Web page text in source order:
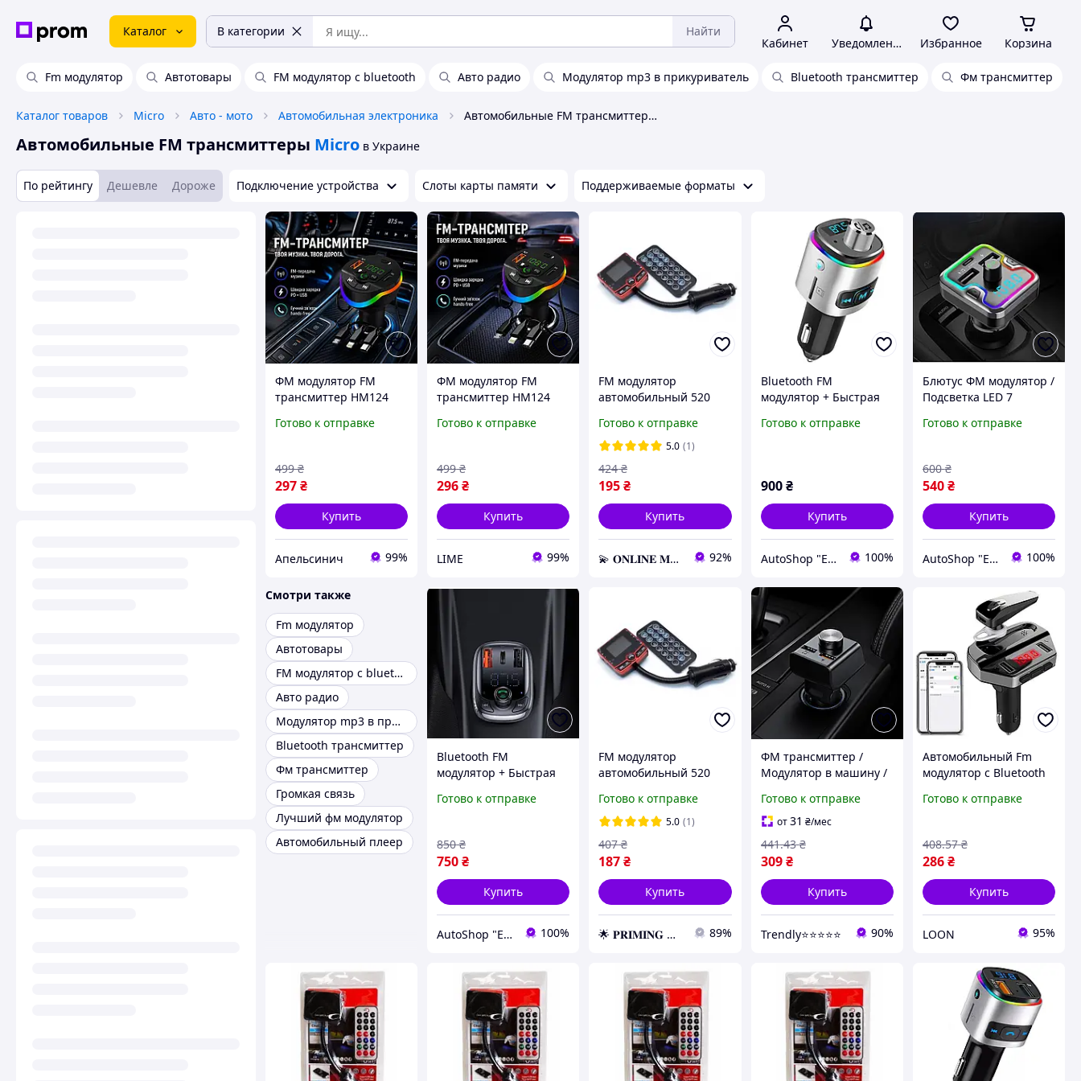
Каталог В категории Найти
Кабинет Уведомления Избранное Корзина
Fm модулятор Автотовары FM модулятор с bluetooth Авто радио Модулятор mp3 в прикуриватель Bluetooth трансмиттер Фм трансмиттер
Каталог товаров Micro Авто - мото Автомобильная электроника Автомобильные FM трансмиттеры Micro
Автомобильные FM трансмиттеры Micro в Украине
По рейтингу Дешевле Дороже Подключение устройства Слоты карты памяти Поддерживаемые форматы
ФМ модулятор FM
трансмиттер HM124
PD поддержка TF карт
Готово к отправке
297₴
499 ₴
Купить
Апельсинич 99%
ФМ модулятор FM
трансмиттер HM124
Micro USB Type C в авто
Готово к отправке
296₴
499 ₴
Купить
LIME 99%
FM модулятор
автомобильный 520
прикуривателя, ФМ
модулятор
трансмиттер
Готово к отправке
5.0 (1)
195₴
424 ₴
Купить
💫 𝐎𝐍𝐋𝐈𝐍𝐄 𝐌𝐀𝐑𝐊𝐄𝐓 💫 – Актуальные товары по самым выгодным ценам! 92%
Bluetooth FM
модулятор + Быстрая
Подсветка LED 7
Вольтметр)
Готово к отправке
900 ₴
Купить
AutoShop "Electronics & Accessories" 100%
Блютус ФМ модулятор /
Подсветка LED 7
связь / Зарядное USB +
Вольтметр
Готово к отправке
540₴
600 ₴
Купить
AutoShop "Electronics & Accessories" 100%
Смотри также
Fm модулятор
Автотовары
FM модулятор с bluetooth
Авто радио
Модулятор mp3 в прикуриватель
Bluetooth трансмиттер
Фм трансмиттер
Громкая связь
Лучший фм модулятор
Автомобильный плеер
Bluetooth FM
модулятор + Быстрая
Type C + Громкая связь
Готово к отправке
750₴
850 ₴
Купить
AutoShop "Electronics & Accessories" 100%
FM модулятор
автомобильный 520
прикуривателя, ФМ
модулятор
трансмиттер
Готово к отправке
5.0 (1)
187₴
407 ₴
Купить
🌟 𝐏𝐑𝐈𝐌𝐈𝐍𝐆 🌟 – Эксклюзивные товары премиум-качества от официального дистрибьютора! 89%
ФМ трансмиттер /
Модулятор в машину /
2хUSB, Q18S, Серый /
FM модулятор в авто со
встроенными кабелями
Готово к отправке
от31 ₴/мес
309 ₴
441.43 ₴
Купить
Trendly⭐⭐⭐⭐⭐ 90%
Автомобильный Fm
модулятор с Bluetooth
USB / Модулятор в
mp3, micro SD
Готово к отправке
286₴
408.57 ₴
Купить
LOON 95%